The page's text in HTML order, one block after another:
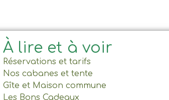
À lire et à voir
Réservations et tarifs
Nos cabanes et tente
Gîte et Maison commune
Les Bons Cadeaux